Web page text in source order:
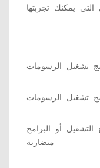
أو البرامج
متضاربة